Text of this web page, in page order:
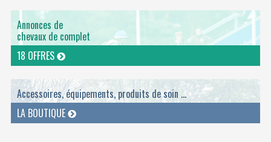
Annonces de
chevaux de complet
18 OFFRES
Accessoires, équipements, produits de soin ...
LA BOUTIQUE